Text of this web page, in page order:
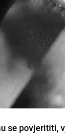
se povjerititi,